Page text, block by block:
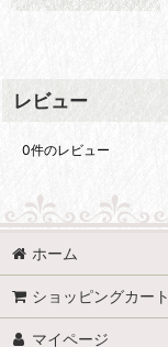
レビュー
0件のレビュー
ホーム
ショッピングカート
マイページ